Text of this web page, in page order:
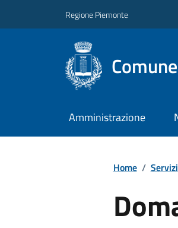
Regione Piemonte
Amministrazione
Home / Servizi